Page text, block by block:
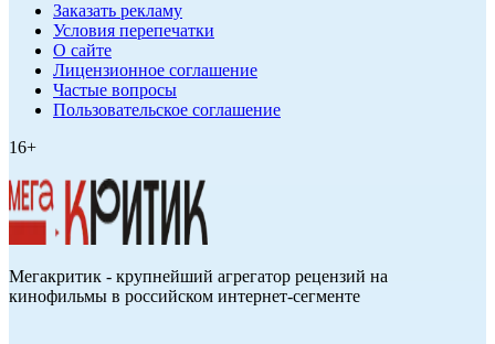
Заказать рекламу
Условия перепечатки
О сайте
Лицензионное соглашение
Частые вопросы
Пользовательское соглашение
16+
Мегакритик - крупнейший агрегатор рецензий на
кинофильмы в российском интернет-сегменте